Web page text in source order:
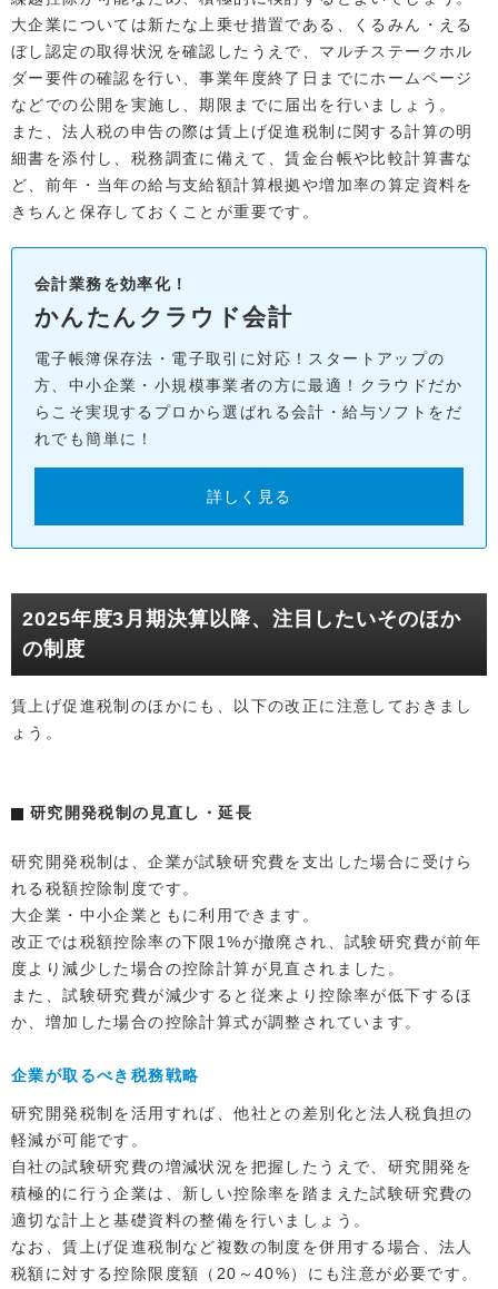
大企業については新たな上乗せ措置である、くるみん・える
ぼし認定の取得状況を確認したうえで、マルチステークホル
ダー要件の確認を行い、事業年度終了日までにホームページ
などでの公開を実施し、期限までに届出を行いましょう。
また、法人税の申告の際は賃上げ促進税制に関する計算の明
細書を添付し、税務調査に備えて、賃金台帳や比較計算書な
ど、前年・当年の給与支給額計算根拠や増加率の算定資料を
きちんと保存しておくことが重要です。
会計業務を効率化！
かんたんクラウド会計
電子帳簿保存法・電子取引に対応！スタートアップの
方、中小企業・小規模事業者の方に最適！クラウドだか
らこそ実現するプロから選ばれる会計・給与ソフトをだ
れでも簡単に！
詳しく見る
2025年度3月期決算以降、注目したいそのほか
の制度
賃上げ促進税制のほかにも、以下の改正に注意しておきまし
ょう。
研究開発税制の見直し・延長
研究開発税制は、企業が試験研究費を支出した場合に受けら
れる税額控除制度です。
大企業・中小企業ともに利用できます。
改正では税額控除率の下限1%が撤廃され、試験研究費が前年
度より減少した場合の控除計算が見直されました。
また、試験研究費が減少すると従来より控除率が低下するほ
か、増加した場合の控除計算式が調整されています。
企業が取るべき税務戦略
研究開発税制を活用すれば、他社との差別化と法人税負担の
軽減が可能です。
自社の試験研究費の増減状況を把握したうえで、研究開発を
積極的に行う企業は、新しい控除率を踏まえた試験研究費の
適切な計上と基礎資料の整備を行いましょう。
なお、賃上げ促進税制など複数の制度を併用する場合、法人
税額に対する控除限度額（20～40%）にも注意が必要です。